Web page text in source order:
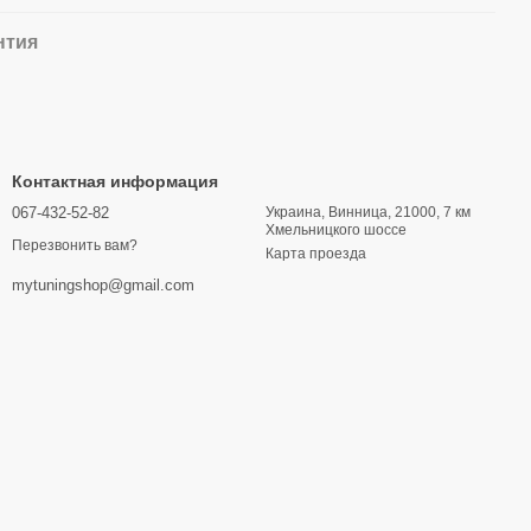
Контактная информация
067-432-52-82
Перезвонить вам?
mytuningshop@gmail.com
Украина, Винница, 21000, 7 км
Хмельницкого шоссе
Карта проезда